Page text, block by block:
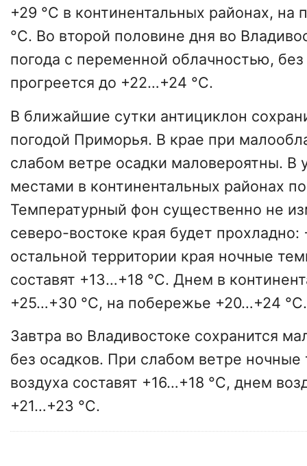
+29 °C в континентальных районах,
°C. Во второй половине дня во
погода с переменной облачностью,
прогреется до +22…+24 °C.
В ближайшие сутки антициклон
погодой Приморья. В крае при
слабом ветре осадки маловероятны. В
местами в континентальных районах
Температурный фон существенно не
северо-востоке края будет прохладно:
остальной территории края ночные
составят +13…+18 °C. Днем в
+25…+30 °C, на побережье +20…+24 °C.
Завтра во Владивостоке сохранится
без осадков. При слабом ветре
воздуха составят +16…+18 °C, днем
+21…+23 °C.